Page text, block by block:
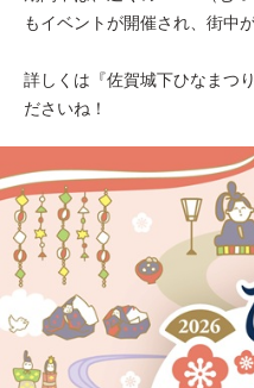
もイベントが開催され、街中
詳しくは『佐賀城下ひなまつ
ださいね！